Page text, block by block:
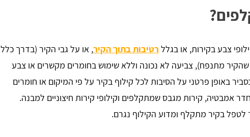
צבע בקירות, או בגלל רטיבות בתוך הקיר, או על גבי הקיר (בדרך כלל
מתנפח), צביעה לא נכונה וללא שימוש בחומרים מקשרים או צבע
באופן פרטני על הסיבות לכל קילוף בקיר על פי המיקום או חומרים
אמבטיה, קירות מגבס שמתקלפים וקילופי קירות חיצוניים למבנה.
לטפל בקיר מתקלף ומדוע הקילוף נגרם.